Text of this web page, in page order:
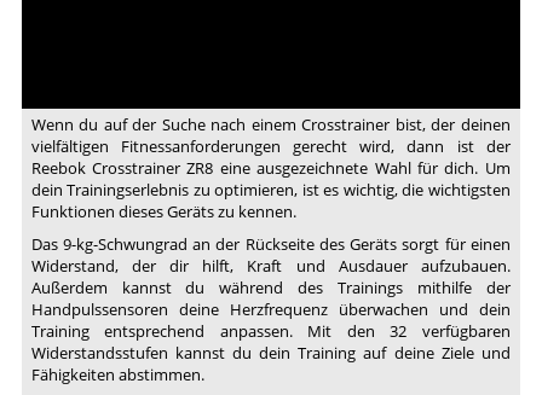
Wenn du auf der Suche nach einem Crosstrainer bist, der deinen
vielfältigen Fitnessanforderungen gerecht wird, dann ist der
Reebok Crosstrainer ZR8 eine ausgezeichnete Wahl für dich. Um
dein Trainingserlebnis zu optimieren, ist es wichtig, die wichtigsten
Funktionen dieses Geräts zu kennen.
Das 9-kg-Schwungrad an der Rückseite des Geräts sorgt für einen
Widerstand, der dir hilft, Kraft und Ausdauer aufzubauen.
Außerdem kannst du während des Trainings mithilfe der
Handpulssensoren deine Herzfrequenz überwachen und dein
Training entsprechend anpassen. Mit den 32 verfügbaren
Widerstandsstufen kannst du dein Training auf deine Ziele und
Fähigkeiten abstimmen.